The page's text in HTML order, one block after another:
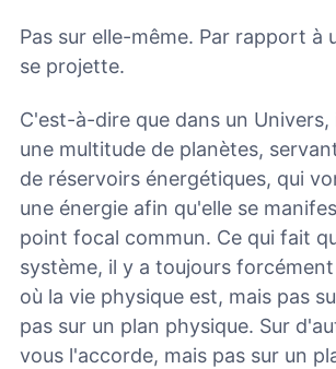
Pas sur elle-même. Par rapport à
se projette.
C'est-à-dire que dans un
une multitude de planètes,
de réservoirs énergétiques, qui
une énergie afin qu'elle se
point focal commun. Ce qui fait
système, il y a toujours
où la vie physique est, mais pas
pas sur un plan physique. Sur
vous l'accorde, mais pas sur un